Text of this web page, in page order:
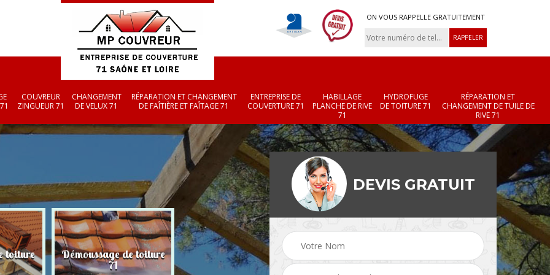
ON VOUS RAPPELLE GRATUITEMENT
COUVREUR
ZINGUEUR 71
CHANGEMENT
DE VELUX 71
RÉPARATION ET CHANGEMENT
DE FAÎTIÈRE ET FAÎTAGE 71
ENTREPRISE DE
COUVERTURE 71
HABILLAGE
PLANCHE DE RIVE
71
HYDROFUGE
DE TOITURE 71
RÉPARATION ET
CHANGEMENT DE TUILE DE
RIVE 71
toiture Démoussage de toiture
71 Couvreur zingueur 71 Changement de velux
71
Réparation et
changement de
et faîtage 71
DEVIS GRATUIT